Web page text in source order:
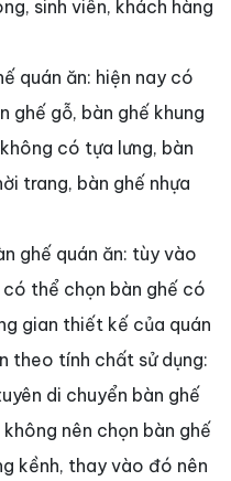
sinh viên, khách hàng
quán ăn: hiện nay có
ghế gỗ, bàn ghế khung
có tựa lưng, bàn
trang, bàn ghế nhựa
ghế quán ăn: tùy vào
thể chọn bàn ghế có
gian thiết kế của quán
theo tính chất sử dụng:
di chuyển bàn ghế
nên chọn bàn ghế
kềnh, thay vào đó nên